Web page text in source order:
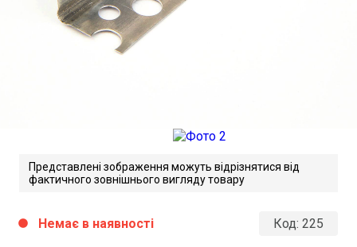
Представлені зображення можуть відрізнятися від
фактичного зовнішнього вигляду товару
Код: 225
circle Немає в наявності